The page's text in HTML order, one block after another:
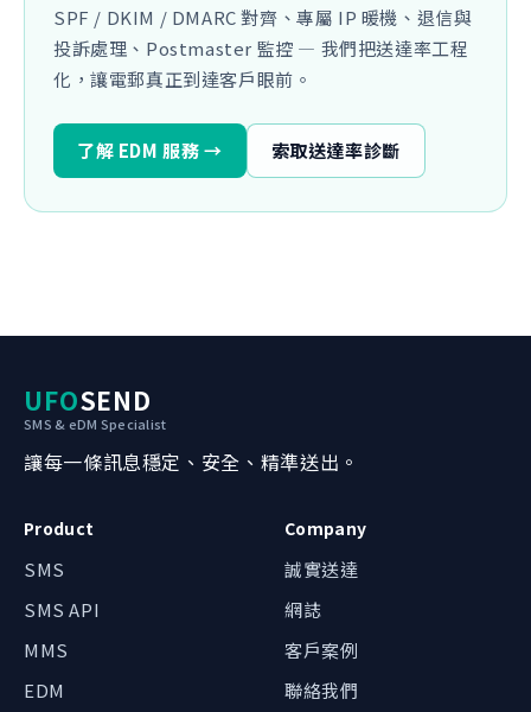
SPF / DKIM / DMARC 對齊、專屬 IP 暖機、退信與
投訴處理、Postmaster 監控 — 我們把送達率工程
化，讓電郵真正到達客戶眼前。
了解 EDM 服務 → 索取送達率診斷
UFOSEND
SMS & eDM Specialist
讓每一條訊息穩定、安全、精準送出。
Product
SMS
SMS API
MMS
EDM
Company
誠實送達
網誌
客戶案例
聯絡我們
我哋可以點幫到你？